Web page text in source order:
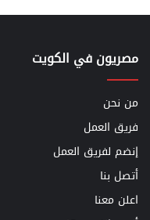
مصريون في الكويت
من نحن
فريق العمل
إنضم لفريق العمل
أتصل بنا
اعلن معنا